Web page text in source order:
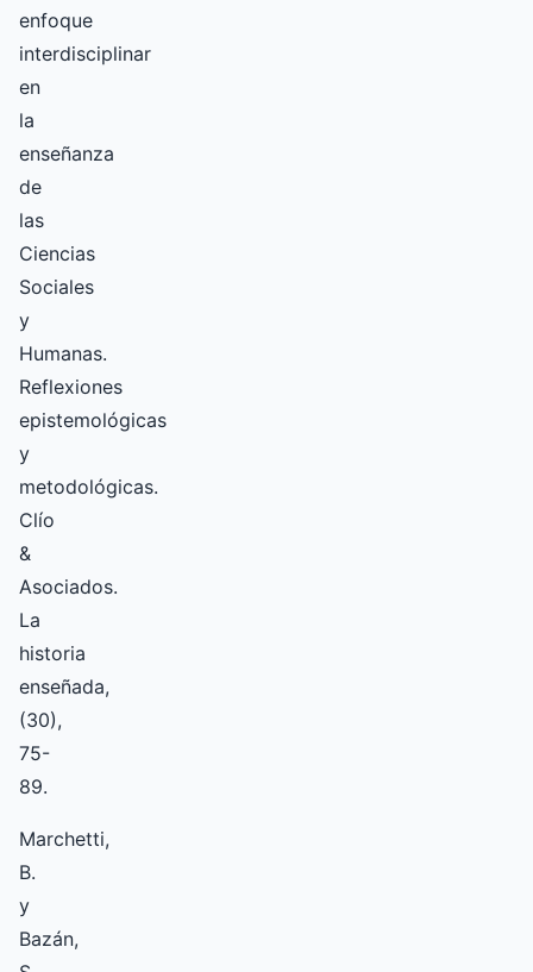
enfoque
interdisciplinar
en
la
enseñanza
de
las
Ciencias
Sociales
y
Humanas.
Reflexiones
epistemológicas
y
metodológicas.
Clío
&
Asociados.
La
historia
enseñada,
(30),
75-
89.
Marchetti,
B.
y
Bazán,